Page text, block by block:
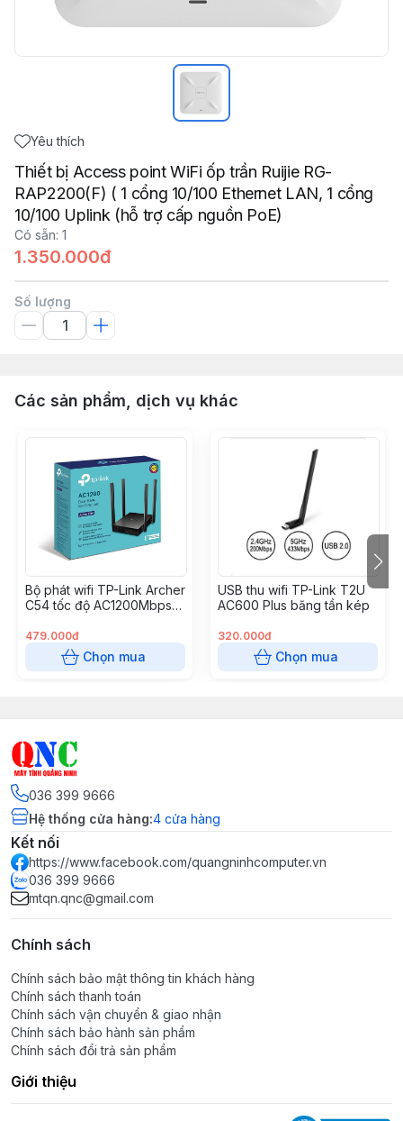
Yêu thích
Thiết bị Access point WiFi ốp trần Ruijie RG-
RAP2200(F) ( 1 cổng 10/100 Ethernet LAN, 1 cổng
10/100 Uplink (hỗ trợ cấp nguồn PoE)
Có sẵn: 1
1.350.000đ
Số lượng
Các sản phẩm, dịch vụ khác
Bộ phát wifi TP-Link Archer
C54 tốc độ AC1200Mbps
479.000đ
Chọn mua
USB thu wifi TP-Link T2U
AC600 Plus băng tần kép
320.000đ
Chọn mua
036 399 9666
Hệ thống cửa hàng:4 cửa hàng
Kết nối
https://www.facebook.com/quangninhcomputer.vn
036 399 9666
mtqn.qnc@gmail.com
Chính sách
Chính sách bảo mật thông tin khách hàng
Chính sách thanh toán
Chính sách vận chuyển & giao nhận
Chính sách bảo hành sản phẩm
Chính sách đổi trả sản phẩm
Giới thiệu